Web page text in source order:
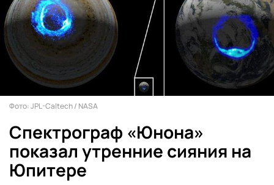
Фото: JPL-Caltech / NASA
Спектрограф «Юнона»
показал утренние сияния на
Юпитере